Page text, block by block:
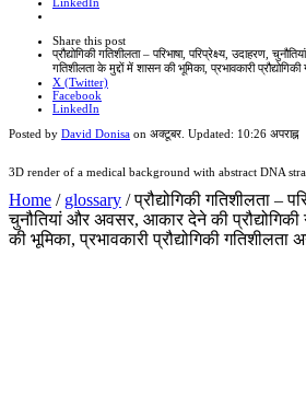
post
Share this postClose
sharing
box
प्रौद्योगिकी गतिशीलता – परिभाषा, परिप्रेक्ष्य, उदाहरण,
गतिशीलता के मुद्दों में शासन की भूमिका, प्रभावकारी
X (Twitter)
Facebook
LinkedIn
Posted by David Donisa on अक्टूबर . Updated: 10:26 अपराह्न
3D render of a medical background with abstract DNA
Home / glossary /प्रौद्योगिकी गतिशीलता –
चुनौतियां और अवसर, आकार देने की प्रौद्योगिकी
की भूमिका, प्रभावकारी प्रौद्योगिकी गतिशीलता